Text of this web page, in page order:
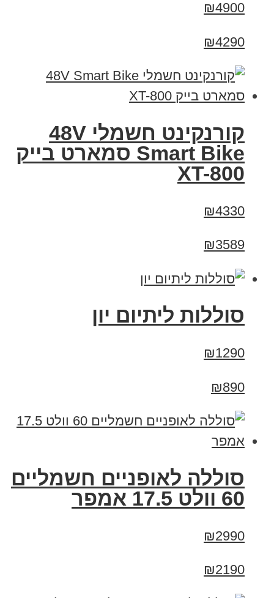
₪4900
₪4290
קורנקינט חשמלי 48V
Smart Bike סמארט בייק
XT-800
₪4330
₪3589
סוללות ליתיום יון
₪1290
₪890
סוללה לאופניים חשמליים
60 וולט 17.5 אמפר
₪2990
₪2190